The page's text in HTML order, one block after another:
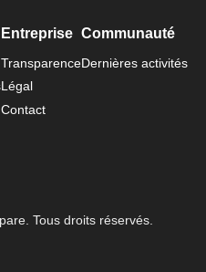
Entreprise
Transparence
Légal
Contact
Communauté
Dernières activités
Tous droits réservés.